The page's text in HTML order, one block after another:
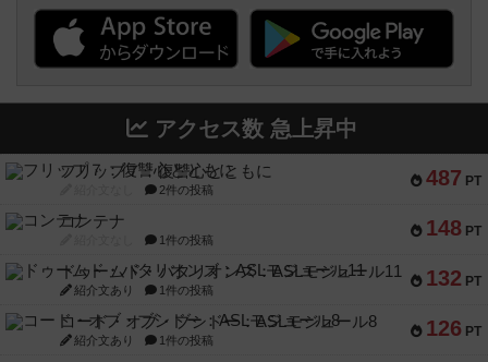
アクセス数 急上昇中
487 PT
フリップ７：復讐心とともに
2件の投稿
148 PT
コンテナ
1件の投稿
132 PT
ドゥームド・バタリオンズ：ASLモジュール11
紹介文あり 1件の投稿
126 PT
コード・オブ・ブシドー：ASLモジュール8
紹介文あり 1件の投稿